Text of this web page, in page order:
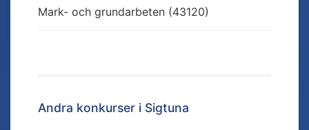
Mark- och grundarbeten (43120)
Andra konkurser i Sigtuna